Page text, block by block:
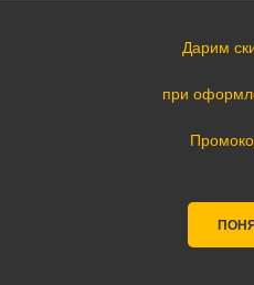
Дарим
при